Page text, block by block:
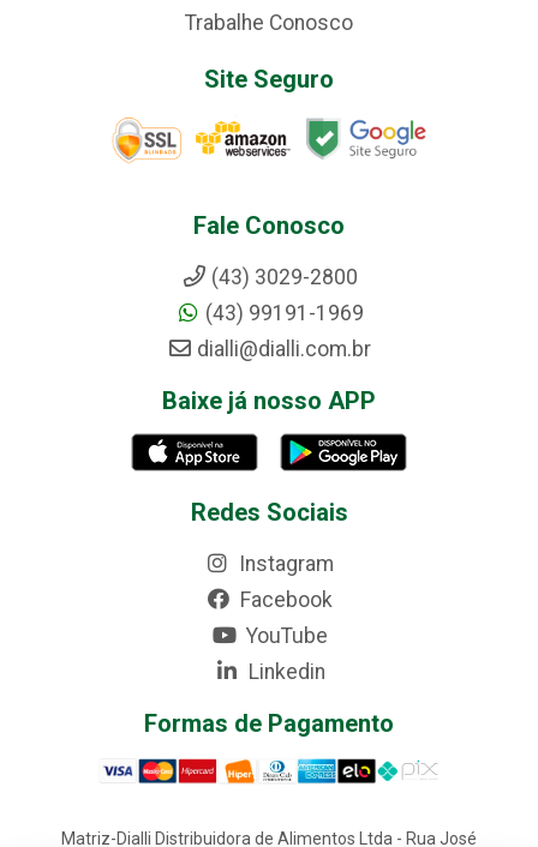
Trabalhe Conosco
Site Seguro
Fale Conosco
(43) 3029-2800
(43) 99191-1969
dialli@dialli.com.br
Baixe já nosso APP
Redes Sociais
Instagram
Facebook
YouTube
Linkedin
Formas de Pagamento
Matriz-Dialli Distribuidora de Alimentos Ltda - Rua José